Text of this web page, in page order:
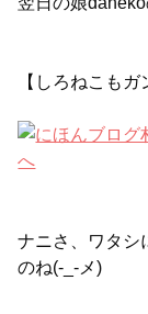
【しろねこもガ
ナニさ、ワタシ
のね(-_-メ)